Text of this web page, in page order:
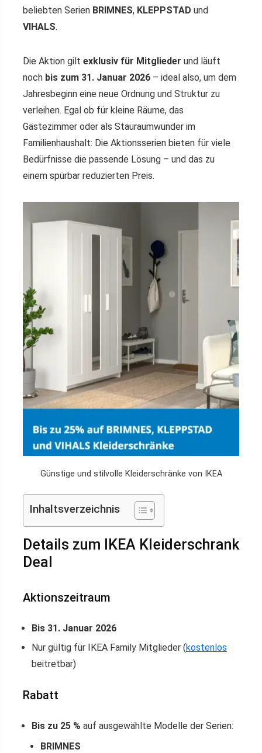
beliebten Serien BRIMNES, KLEPPSTAD und
VIHALS.
Die Aktion gilt exklusiv für Mitglieder und läuft
noch bis zum 31. Januar 2026 – ideal also, um dem
Jahresbeginn eine neue Ordnung und Struktur zu
verleihen. Egal ob für kleine Räume, das
Gästezimmer oder als Stauraumwunder im
Familienhaushalt: Die Aktionsserien bieten für viele
Bedürfnisse die passende Lösung – und das zu
einem spürbar reduzierten Preis.
Günstige und stilvolle Kleiderschränke von IKEA
Inhaltsverzeichnis
Details zum IKEA Kleiderschrank
Deal
Aktionszeitraum
Bis 31. Januar 2026
Nur gültig für IKEA Family Mitglieder (kostenlos
beitretbar)
Rabatt
Bis zu 25 % auf ausgewählte Modelle der Serien:
BRIMNES